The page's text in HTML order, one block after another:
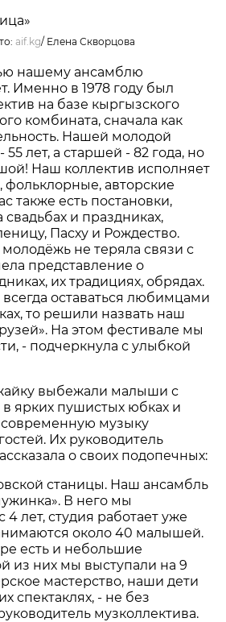
aif.kg/ Елена Скворцова
нашему ансамблю
Именно в 1978 году был
на базе кыргызского
комбината, сначала как
Нашей молодой
лет, а старшей - 82 года, но
Наш коллектив исполняет
фольклорные, авторские
также есть постановки,
и праздниках,
Пасху и Рождество.
не теряла связи с
представление о
их традициях, обрядах.
оставаться любимцами
то решили назвать наш
На этом фестивале мы
- подчеркнула с улыбкой
выбежали малыши с
ярких пушистых юбках и
музыку
Их руководитель
о своих подопечных:
станицы. Наш ансамбль
В него мы
лет, студия работает уже
около 40 малышей.
есть и небольшие
из них мы выступали на 9
мастерство, наши дети
спектаклях, - не без
музколлектива.